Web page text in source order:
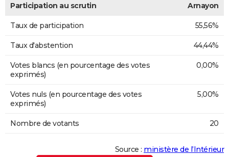
Bricolage
Lifestyle
Culture
Sport
Auto
Television
Voyage
Cinema
Participation au scrutin Arnayon
Taux de participation 55,56%
Taux d'abstention 44,44%
Votes blancs (en pourcentage des votes
exprimés)
0,00%
Votes nuls (en pourcentage des votes
exprimés)
5,00%
Nombre de votants 20
Source : ministère de l’Intérieur